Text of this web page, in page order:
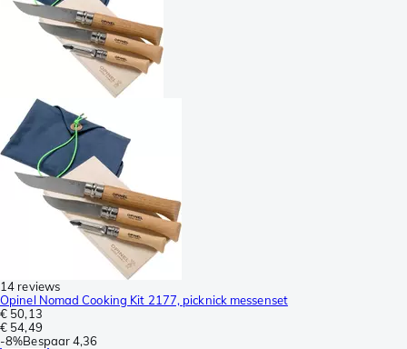
14 reviews
Opinel Nomad Cooking Kit 2177, picknick messenset
€ 50,13
€ 54,49
-8%Bespaar4,36